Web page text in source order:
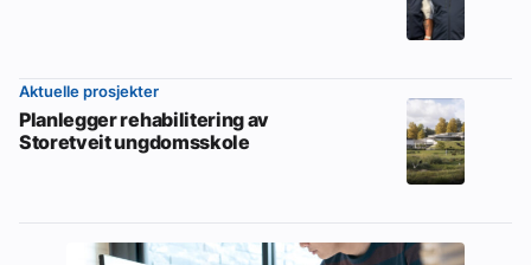
Aktuelle prosjekter
Planlegger rehabilitering av
Storetveit ungdomsskole